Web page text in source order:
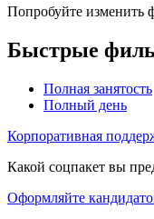
Попробуйте изменить
Быстрые
Полная занятость
Полный день
Корпоративная
Какой соцпакет вы
Оформляйте